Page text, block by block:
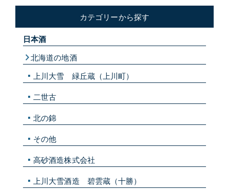
カテゴリーから探す
日本酒
北海道の地酒
上川大雪 緑丘蔵（上川町）
二世古
北の錦
その他
高砂酒造株式会社
上川大雪酒造 碧雲蔵（十勝）